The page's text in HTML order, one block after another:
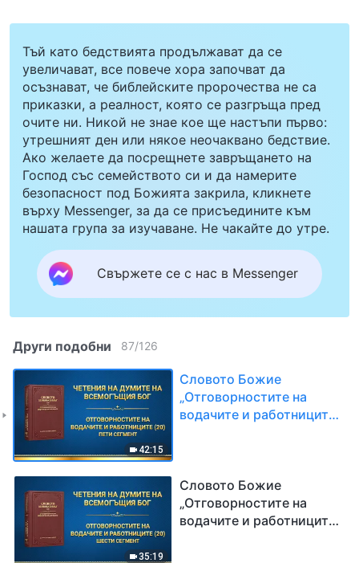
Тъй като бедствията продължават да се
увеличават, все повече хора започват да
осъзнават, че библейските пророчества не са
приказки, а реалност, която се разгръща пред
очите ни. Никой не знае кое ще настъпи първо:
утрешният ден или някое неочаквано бедствие.
Ако желаете да посрещнете завръщането на
Господ със семейството си и да намерите
безопасност под Божията закрила, кликнете
върху Messenger, за да се присъедините към
нашата група за изучаване. Не чакайте до утре.
Свържете се с нас в Messenger
Други подобни 87/126
42:15
Словото Божие
„Отговорностите на
водачите и работниците
35:19
Словото Божие
„Отговорностите на
водачите и работниците